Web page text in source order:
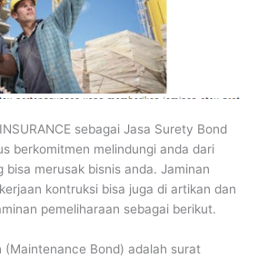
sebagai Jasa Surety Bond
berkomitmen melindungi anda dari
bisa merusak bisnis anda. Jaminan
kontruksi bisa juga di artikan dan
pemeliharaan sebagai berikut.
(Maintenance Bond) adalah surat